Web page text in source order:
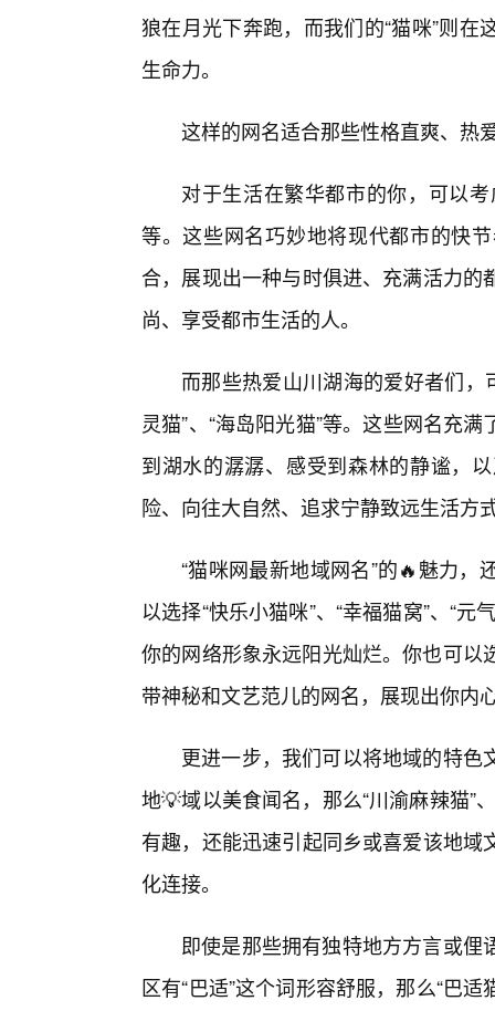
狼在月光下奔跑，而我们的“猫咪”则
生命力。
这样的网名适合那些性格直爽、热
对于生活在繁华都市的你，可以考
等。这些网名巧妙地将现代都市的快
合，展现出一种与时俱进、充满活力
尚、享受都市生活的人。
而那些热爱山川湖海的爱好者们，
灵猫”、“海岛阳光猫”等。这些网名充
到湖水的潺潺、感受到森林的静谧，
险、向往大自然、追求宁静致远生活方
“猫咪网最新地域网名”的🔥魅力
以选择“快乐小猫咪”、“幸福猫窝”、“
你的网络形象永远阳光灿烂。你也可以
带神秘和文艺范儿的网名，展现出你内
更进一步，我们可以将地域的特
地💡域以美食闻名，那么“川渝麻辣猫”
有趣，还能迅速引起同乡或喜爱该地
化连接。
即使是那些拥有独特地方方言或
区有“巴适”这个词形容舒服，那么“巴